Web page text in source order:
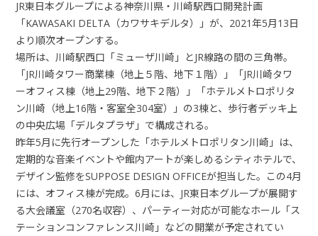
JR東日本グループによる神奈川県・川崎駅西口開発計画
「KAWASAKI DELTA（カワサキデルタ）」が、2021年5月13日
より順次オープンする。
場所は、川崎駅西口「ミューザ川崎」とJR線路の間の三角帯。
「JR川崎タワー商業棟（地上５階、地下１階）」「JR川崎タワ
ーオフィス棟（地上29階、地下２階）」「ホテルメトロポリタ
ン川崎（地上16階・客室全304室）」の3棟と、歩行者デッキ上
の中央広場「デルタプラザ」で構成される。
昨年5月に先行オープンした「ホテルメトロポリタン川崎」は、
定期的な音楽イベントや館内アートが楽しめるシティホテルで、
デザイン監修をSUPPOSE DESIGN OFFICEが担当した。この4月
には、オフィス棟が完成。6月には、JR東日本グループが展開す
る大会議室（270名収容）、パーティー対応が可能なホール「ス
テーションコンファレンス川崎」などの開業が予定されてい